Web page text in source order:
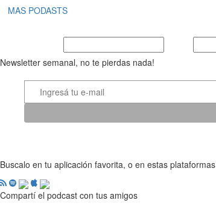
MAS PODASTS
Newsletter semanal, no te pierdas nada!
Buscalo en tu aplicación favorita, o en estas plataformas
Compartí el podcast con tus amigos